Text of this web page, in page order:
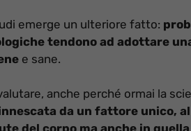
emerge un ulteriore fatto:
tendono ad adottare
e sane.
anche perché ormai la
da un fattore unico,